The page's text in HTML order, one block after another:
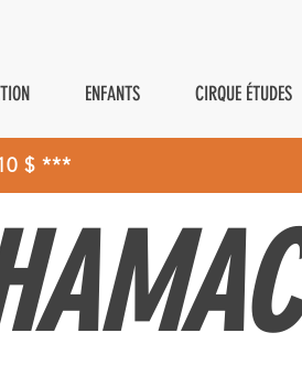
ENFANTS CIRQUE ÉTUDES
$ ***